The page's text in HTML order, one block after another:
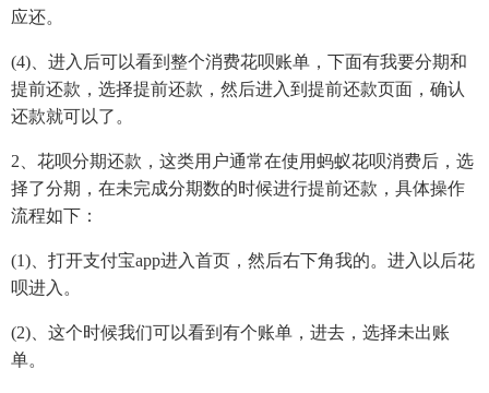
应还。
(4)、进入后可以看到整个消费花呗账单，下面有我要分期和
提前还款，选择提前还款，然后进入到提前还款页面，确认
还款就可以了。
2、花呗分期还款，这类用户通常在使用蚂蚁花呗消费后，选
择了分期，在未完成分期数的时候进行提前还款，具体操作
流程如下：
(1)、打开支付宝app进入首页，然后右下角我的。进入以后花
呗进入。
(2)、这个时候我们可以看到有个账单，进去，选择未出账
单。